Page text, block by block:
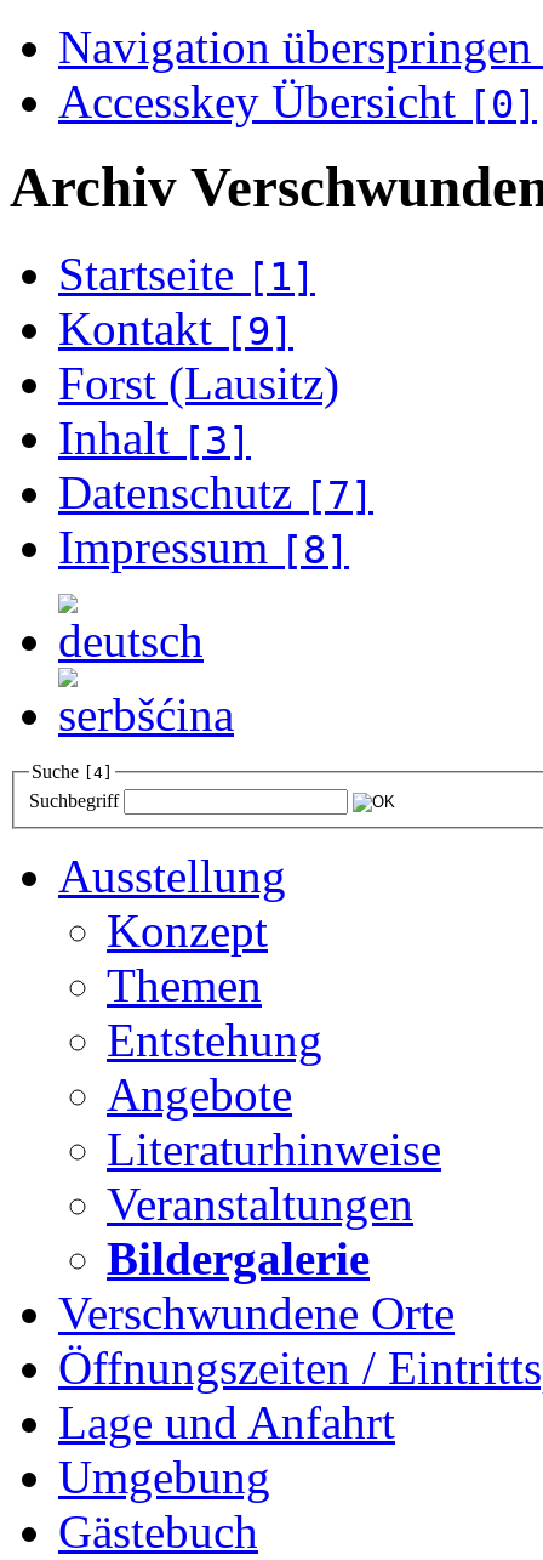
Navigation überspringen
Accesskey Übersicht [0]
Archiv
Startseite [1]
Kontakt [9]
Forst (Lausitz)
Inhalt [3]
Datenschutz [7]
Impressum [8]
Suche [4]
Suchbegriff
Ausstellung
Konzept
Themen
Entstehung
Angebote
Literaturhinweise
Veranstaltungen
Bildergalerie
Verschwundene Orte
Öffnungszeiten /
Lage und Anfahrt
Umgebung
Gästebuch